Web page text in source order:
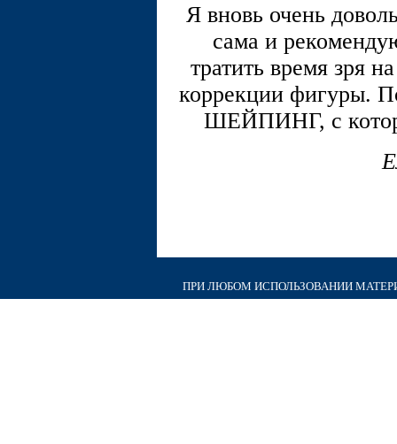
Я вновь очень
сама и
тратить время зря
коррекции фигуры.
ШЕЙПИНГ, с
ПРИ ЛЮБОМ ИСПОЛЬЗОВАНИИ